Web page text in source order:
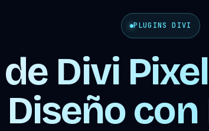
PLUGINS DIVI
Divi
Diseño